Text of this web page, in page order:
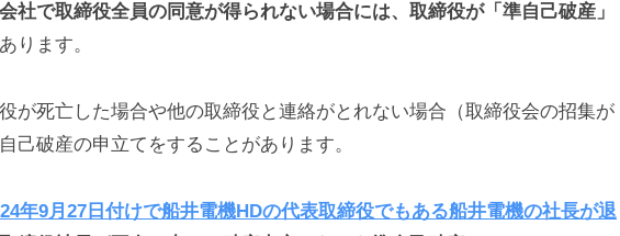
社で取締役全員の同意が得られない場合には、取締役が「準自己破産」
ります。
が死亡した場合や他の取締役と連絡がとれない場合（取締役会の招集が
己破産の申立てをすることがあります。
年9月27日付けで船井電機HDの代表取締役でもある船井電機の社長が退